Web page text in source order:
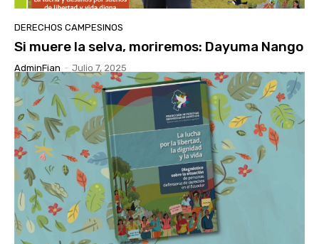
DERECHOS CAMPESINOS
Si muere la selva, moriremos: Dayuma Nango
AdminFian - Julio 7, 2025